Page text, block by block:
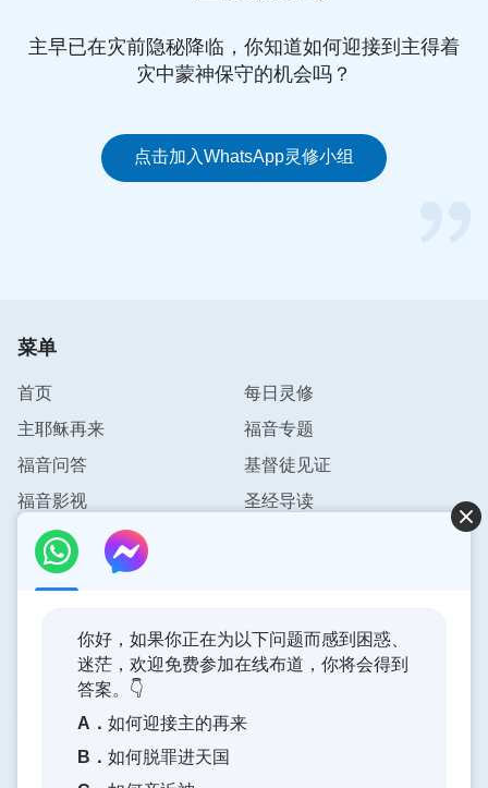
她学会了如何在疾病中作合神心意的祷告
主早已在灾前隐秘降临，你知道如何迎接到主得着
灾中蒙神保守的机会吗？
点击加入WhatsApp灵修小组
菜单
首页
每日灵修
主耶稣再来
福音专题
福音问答
基督徒见证
福音影视
圣经导读
联系我们
神的国度降临了
神的国度已经降临在人间！你想进入神的国度吗？
你好，如果你正在为以下问题而感到困惑、
迷茫，欢迎免费参加在线布道，你将会得到
答案。👇
A． 如何迎接主的再来
B． 如何脱罪进天国